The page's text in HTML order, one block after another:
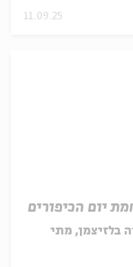
11.09.25
יום הכיפורים
בלזיצמן, מתי